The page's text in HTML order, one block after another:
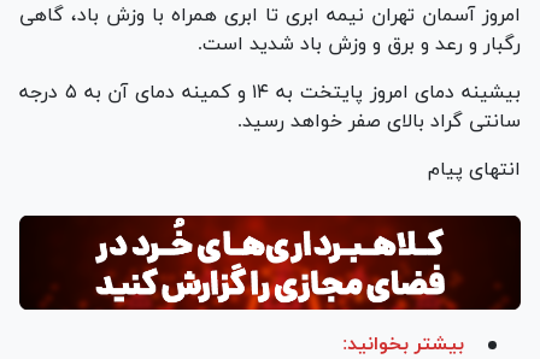
امروز آسمان تهران نیمه ابری تا ابری همراه با وزش باد، گاهی
رگبار و رعد و برق و وزش باد شدید است.
بیشینه دمای امروز پایتخت به ۱۴ و کمینه دمای آن به ۵ درجه
سانتی گراد بالای صفر خواهد رسید.
انتهای پیام
بیشتر بخوانید: